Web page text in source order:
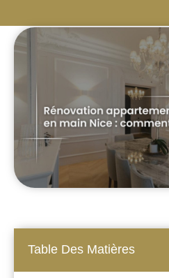
Table Des Matières